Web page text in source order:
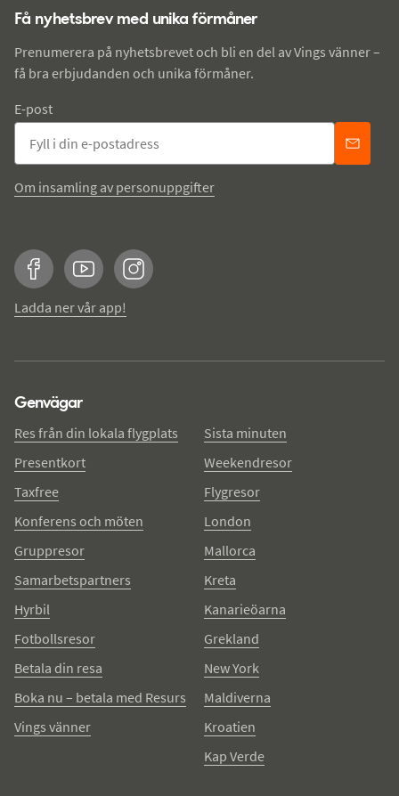
Få nyhetsbrev med unika förmåner
Prenumerera på nyhetsbrevet och bli en del av Vings vänner –
få bra erbjudanden och unika förmåner.
E-post
Om insamling av personuppgifter
FacebookYouTubeInstagram
Ladda ner vår app!
Genvägar
Res från din lokala flygplats
Presentkort
Taxfree
Konferens och möten
Gruppresor
Samarbetspartners
Hyrbil
Fotbollsresor
Betala din resa
Boka nu – betala med Resurs
Vings vänner
Sista minuten
Weekendresor
Flygresor
London
Mallorca
Kreta
Kanarieöarna
Grekland
New York
Maldiverna
Kroatien
Kap Verde